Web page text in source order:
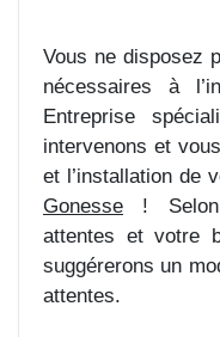
Vous ne disposez
nécessaires à
Entreprise
intervenons et
et l’installation de
Gonesse ! Selon
attentes et votre
suggérerons un
attentes.